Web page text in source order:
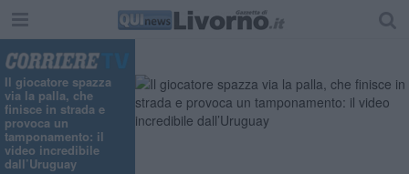
Il giocatore spazza
via la palla, che
finisce in strada e
provoca un
tamponamento: il
video incredibile
dall’Uruguay